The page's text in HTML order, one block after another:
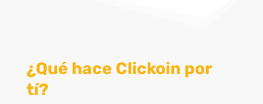
¿Qué hace Clickoin por
tí?